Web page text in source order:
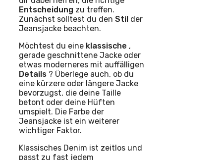
Entscheidung zu treffen.
Zunächst solltest du den Stil der
Jeansjacke beachten.
Möchtest du eine klassische ,
gerade geschnittene Jacke oder
etwas moderneres mit auffälligen
Details ? Überlege auch, ob du
eine kürzere oder längere Jacke
bevorzugst, die deine Taille
betont oder deine Hüften
umspielt. Die Farbe der
Jeansjacke ist ein weiterer
wichtiger Faktor.
Klassisches Denim ist zeitlos und
passt zu fast jedem